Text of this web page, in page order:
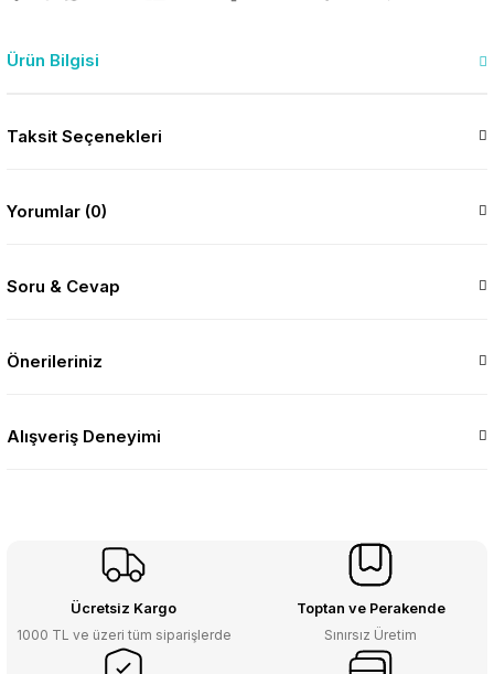
Ürün Bilgisi
Taksit Seçenekleri
Yorumlar (0)
Soru & Cevap
Önerileriniz
Alışveriş Deneyimi
Ücretsiz Kargo
1000 TL ve üzeri tüm siparişlerde
Toptan ve Perakende
Sınırsız Üretim